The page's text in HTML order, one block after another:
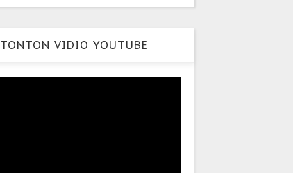
TONTON VIDIO YOUTUBE